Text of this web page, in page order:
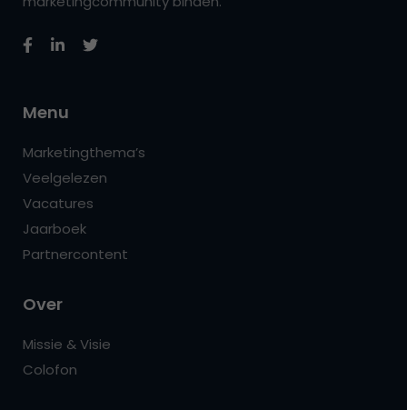
Menu
Marketingthema’s
Veelgelezen
Vacatures
Jaarboek
Partnercontent
Over
Missie & Visie
Colofon